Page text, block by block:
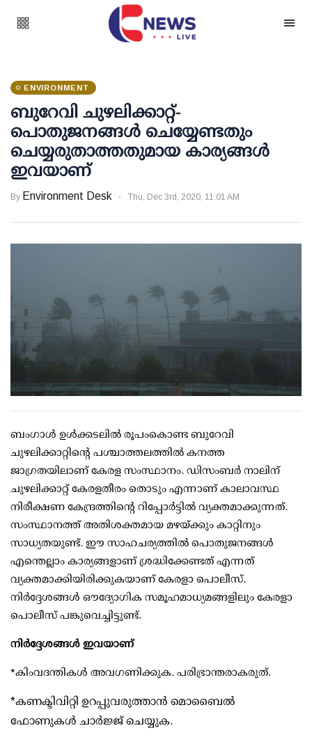
ENVIRONMENT
ബുറേവി ചുഴലിക്കാറ്റ്-
പൊതുജനങ്ങള്‍ ചെയ്യേണ്ടതും
ചെയ്യരുതാത്തതുമായ കാര്യങ്ങള്‍
ഇവയാണ്
By Environment Desk Thu, Dec 3rd, 2020, 11:01 AM
ബംഗാള്‍ ഉള്‍ക്കടലില്‍ രൂപംകൊണ്ട ബുറേവി
ചുഴലിക്കാറ്റിന്റെ പശ്ചാത്തലത്തില്‍ കനത്ത
ജാഗ്രതയിലാണ് കേരള സംസ്ഥാനം. ഡിസംബര്‍ നാലിന്
ചുഴലിക്കാറ്റ് കേരളതീരം തൊടും എന്നാണ് കാലാവസ്ഥ
നിരീക്ഷണ കേന്ദ്രത്തിന്റെ റിപ്പോര്‍ട്ടില്‍ വ്യക്തമാക്കുന്നത്.
സംസ്ഥാനത്ത് അതിശക്തമായ മഴയ്ക്കും കാറ്റിനും
സാധ്യതയുണ്ട്. ഈ സാഹചര്യത്തില്‍ പൊതുജനങ്ങള്‍
എന്തെല്ലാം കാര്യങ്ങളാണ് ശ്രദ്ധിക്കേണ്ടത് എന്നത്
വ്യക്തമാക്കിയിരിക്കുകയാണ് കേരളാ പൊലീസ്.
നിര്‍ദ്ദേശങ്ങള്‍ ഔദ്യോഗിക സമൂഹമാധ്യമങ്ങളിലും കേരളാ
പൊലീസ് പങ്കുവെച്ചിട്ടുണ്ട്.
നിര്‍ദ്ദേശങ്ങള്‍ ഇവയാണ്
*കിംവദന്തികള്‍ അവഗണിക്കുക. പരിഭ്രാന്തരാകരുത്.
*കണക്ടിവിറ്റി ഉറപ്പുവരുത്താന്‍ മൊബൈല്‍
ഫോണുകള്‍ ചാര്‍ജ്ജ് ചെയ്യുക.